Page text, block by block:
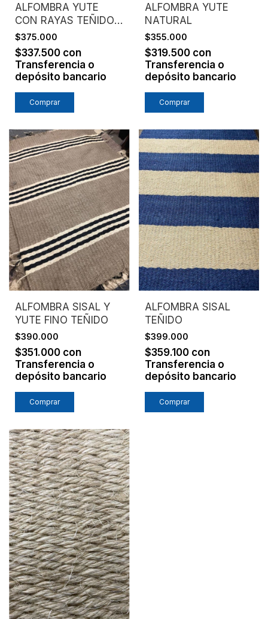
ALFOMBRA YUTE
CON RAYAS TEÑIDO
Y SISAL NATURAL
$375.000
$337.500 con
Transferencia o
depósito bancario
ALFOMBRA YUTE
NATURAL
$355.000
$319.500 con
Transferencia o
depósito bancario
ALFOMBRA SISAL Y
YUTE FINO TEÑIDO
$390.000
$351.000 con
Transferencia o
depósito bancario
ALFOMBRA SISAL
TEÑIDO
$399.000
$359.100 con
Transferencia o
depósito bancario